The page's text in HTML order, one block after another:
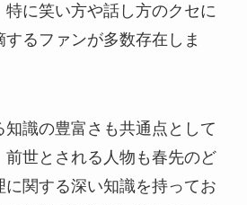
に笑い方や話し方のクセに
るファンが多数存在しま
識の豊富さも共通点として
世とされる人物も春先のど
に関する深い知識を持ってお